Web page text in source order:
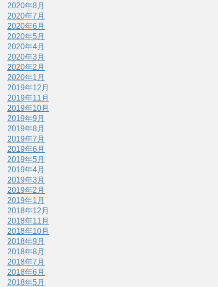
2020年8月
2020年7月
2020年6月
2020年5月
2020年4月
2020年3月
2020年2月
2020年1月
2019年12月
2019年11月
2019年10月
2019年9月
2019年8月
2019年7月
2019年6月
2019年5月
2019年4月
2019年3月
2019年2月
2019年1月
2018年12月
2018年11月
2018年10月
2018年9月
2018年8月
2018年7月
2018年6月
2018年5月